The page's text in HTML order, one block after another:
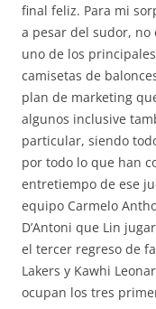
final feliz. Para mi
a pesar del sudor, no
uno de los
camisetas de
plan de marketing
algunos inclusive
particular, siendo
por todo lo que han
entretiempo de ese
equipo Carmelo
D’Antoni que Lin
el tercer regreso de
Lakers y Kawhi
ocupan los tres